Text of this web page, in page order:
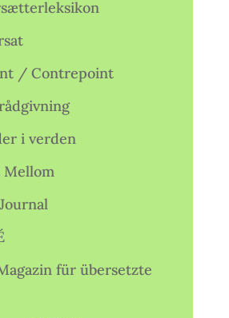
/ Contrepoint
i verden
für übersetzte